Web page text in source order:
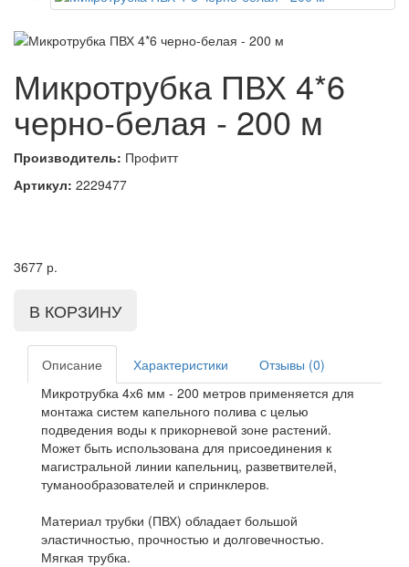
Микротрубка ПВХ 4*6
черно-белая - 200 м
Производитель: Профитт
Артикул: 2229477
3677 р.
Описание Характеристики
Отзывы (0)
Микротрубка 4х6 мм - 200 метров применяется для
монтажа систем капельного полива с целью
подведения воды к прикорневой зоне растений.
Может быть использована для присоединения к
магистральной линии капельниц, разветвителей,
туманообразователей и спринклеров.
Материал трубки (ПВХ) обладает большой
эластичностью, прочностью и долговечностью.
Мягкая трубка.